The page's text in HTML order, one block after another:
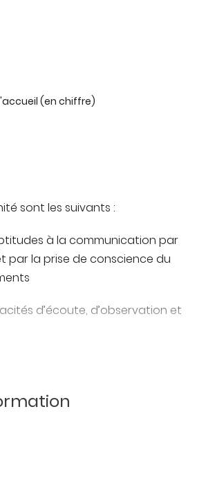
théâtrale du « Oui et »,
théâtrale où le
est à la fois collectif et
comme moyen
techniques de base du mime,
de « status »
que chacun met en œuvre
sociales.
pour progresser et une
en improvisation comme dans
de la sincérité en jeu et le
(en chiffre)
sont les suivants :
à la communication par
par la prise de conscience du
d’écoute, d’observation et
l’erreur et la prise de risque
et de créativité